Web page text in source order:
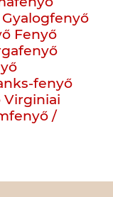
Fenyő
fenyő
Virginiai
/